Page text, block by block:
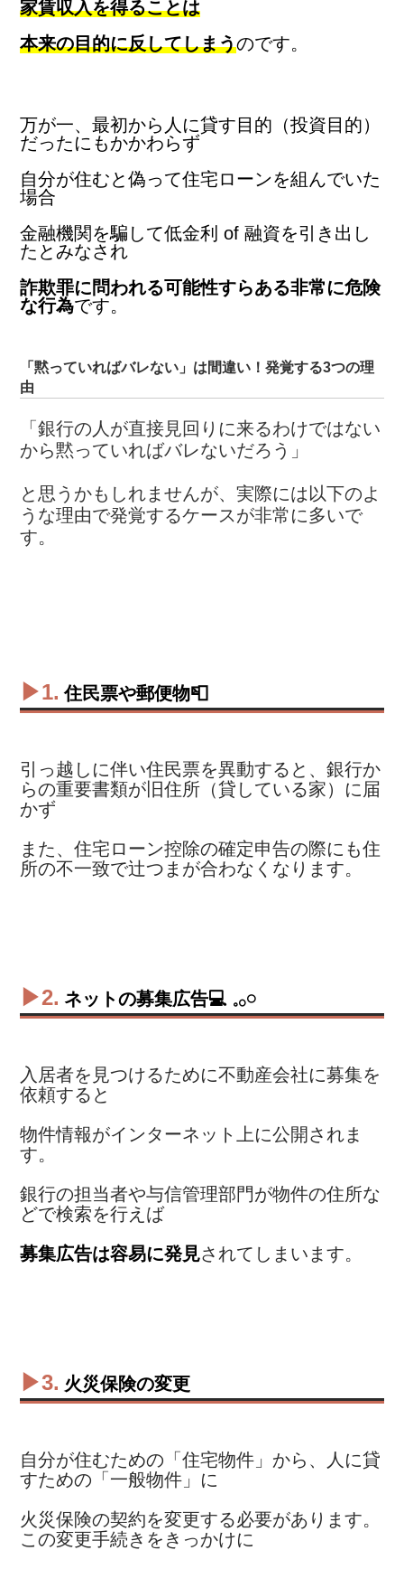
家賃収入を得ることは
本来の目的に反してしまうのです。
万が一、最初から人に貸す目的（投資目的）
だったにもかかわらず
自分が住むと偽って住宅ローンを組んでいた
場合
金融機関を騙して低金利 of 融資を引き出し
たとみなされ
詐欺罪に問われる可能性すらある非常に危険
な行為です。
「黙っていればバレない」は間違い！発覚する3つの理
由
「銀行の人が直接見回りに来るわけではない
から黙っていればバレないだろう」
と思うかもしれませんが、実際には以下のよ
うな理由で発覚するケースが非常に多いで
す。
▶1. 住民票や郵便物📮
引っ越しに伴い住民票を異動すると、銀行か
らの重要書類が旧住所（貸している家）に届
かず
また、住宅ローン控除の確定申告の際にも住
所の不一致で辻つまが合わなくなります。
▶2. ネットの募集広告💻 𓈒𓂂𓏸
入居者を見つけるために不動産会社に募集を
依頼すると
物件情報がインターネット上に公開されま
す。
銀行の担当者や与信管理部門が物件の住所な
どで検索を行えば
募集広告は容易に発見されてしまいます。
▶3. 火災保険の変更
自分が住むための「住宅物件」から、人に貸
すための「一般物件」に
火災保険の契約を変更する必要があります。
この変更手続きをきっかけに